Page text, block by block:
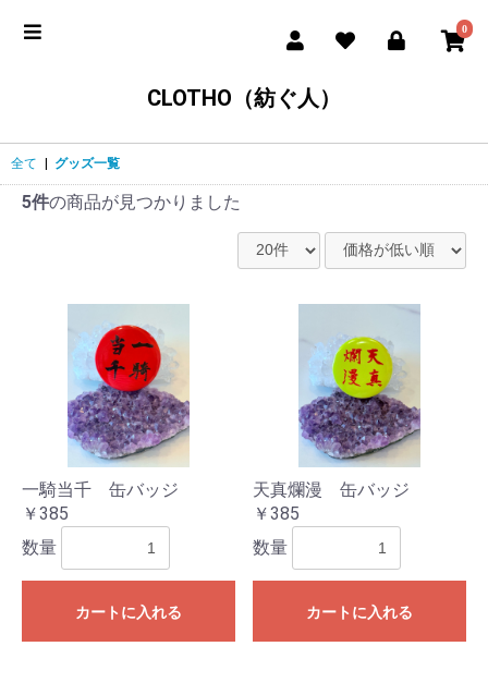
0
CLOTHO（紡ぐ人）
全て グッズ一覧
5件の商品が見つかりました
一騎当千 缶バッジ
￥385
数量
カートに入れる
天真爛漫 缶バッジ
￥385
数量
カートに入れる